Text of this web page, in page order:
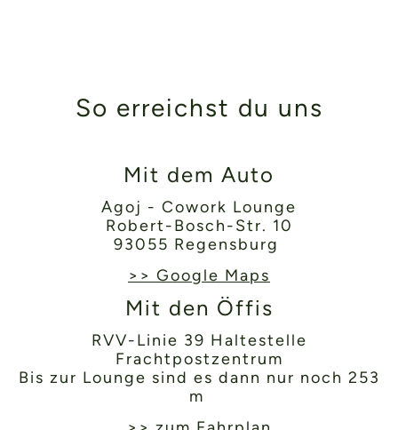
So erreichst du uns
Mit dem Auto
Agoj - Cowork Lounge
Robert-Bosch-Str. 10
93055 Regensburg
>> Google Maps
Mit den Öffis
RVV-Linie 39 Haltestelle
Frachtpostzentrum
Bis zur Lounge sind es dann nur noch 253
m